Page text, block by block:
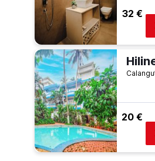
32 €
20 €